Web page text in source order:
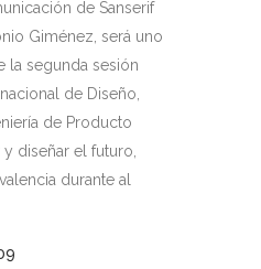
de Sanserif
Giménez, será uno
la segunda sesión
de Diseño,
de Producto
diseñar el futuro,
durante al